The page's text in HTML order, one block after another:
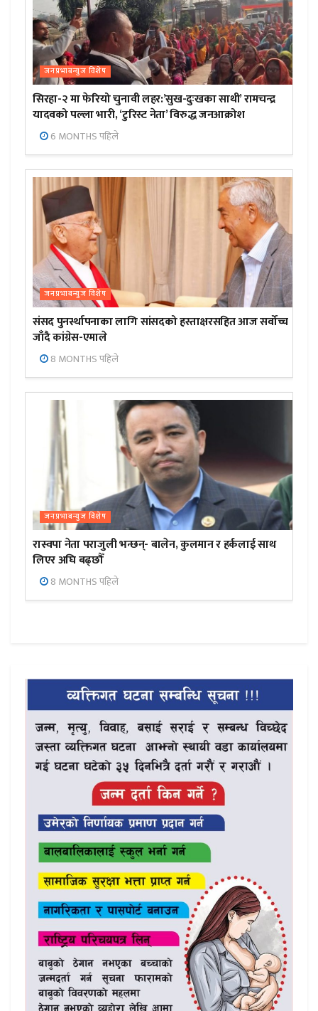
जनप्रभाबन्युज विशेष
सिरहा-२ मा फेरियो चुनावी लहर:’सुख-दुःखका साथी’ रामचन्द्र
यादवको पल्ला भारी, ‘टुरिस्ट नेता’ विरुद्ध जनआक्रोश
6 MONTHS पहिले
जनप्रभाबन्युज विशेष
संसद पुनर्स्थापनाका लागि सांसदको हस्ताक्षरसहित आज सर्वोच्च
जाँदै कांग्रेस-एमाले
8 MONTHS पहिले
जनप्रभाबन्युज विशेष
रास्वपा नेता पराजुली भन्छन्- बालेन, कुलमान र हर्कलाई साथ
लिएर अघि बढ्छौँ
8 MONTHS पहिले